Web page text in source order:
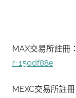
MAX交易所註冊：
r=150df88e
MEXC交易所註冊